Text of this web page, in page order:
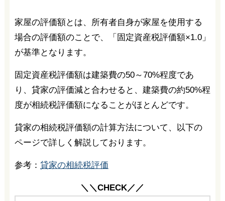
家屋の評価額とは、所有者自身が家屋を使用する
場合の評価額のことで、「固定資産税評価額×1.0」
が基準となります。
固定資産税評価額は建築費の50～70%程度であ
り、貸家の評価減と合わせると、建築費の約50%程
度が相続税評価額になることがほとんどです。
貸家の相続税評価額の計算方法について、以下の
ページで詳しく解説しております。
参考： 貸家の相続税評価
＼＼CHECK／／